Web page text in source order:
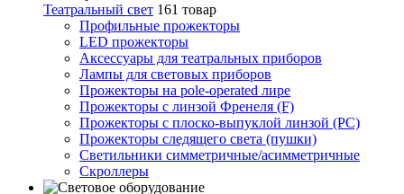
Театральный свет 161 товар
Профильные прожекторы
LED прожекторы
Аксессуары для театральных приборов
Лампы для световых приборов
Прожекторы на pole-operated лире
Прожекторы с линзой Френеля (F)
Прожекторы с плоско-выпуклой линзой (PC)
Прожекторы следящего света (пушки)
Светильники симметричные/асимметричные
Скроллеры